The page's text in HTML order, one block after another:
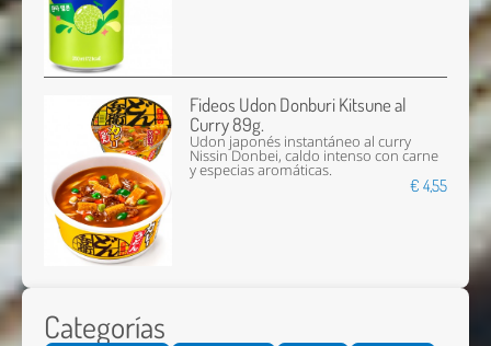
Fideos Udon Donburi Kitsune al
Curry 89g.
Udon japonés instantáneo al curry
Nissin Donbei, caldo intenso con carne
y especias aromáticas.
€ 4,55
Categorías